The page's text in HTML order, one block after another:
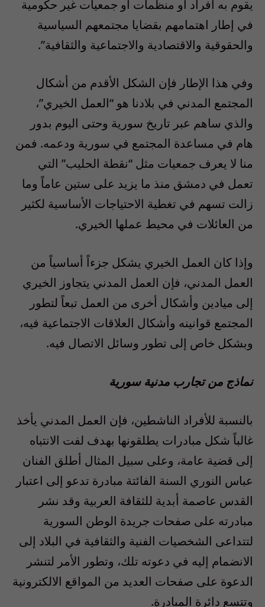
يقوم به أفراد أو منظمات أو جمعيات غير حكومية
في إطار اهتمامهم بقضايا مجتمعهم السياسية
والحقوقية والاقتصادية والاجتماعية والثقافية”.
وفي هذا الإطار فإن الشكل الأقدم من أشكال
المجتمع المدني في بلادنا هو “العمل الخيري”،
والذي ساهم عبر تاريخ سورية وحتى اليوم بدور
هام في مساعدة المجتمع في سورية ودعمه. فمن
منا لا يعرف جمعيات مثل “نقطة الحليب” التي
تعمل في دمشق منذ ما يزيد على ستين عاماً وما
زالت تسهم في تغطية الاحتياجات الأساسية لكثير
من العائلات في محيط عملها الخيري.
وإذا كان العمل الخيري يشكل جزءاً أساسياً من
العمل المدني، فإن العمل المدني يتجاوز الخيري
إلى ميادين وأشكال أخرى من العمل تبعاً لتطور
المجتمع قوانينه وأشكال العلاقات الاجتماعية فيه،
وبشكل خاص إلى تطور وسائل الاتصال فيه.
نماذج من تجارب مدنية سورية
بالنسبة للأفراد الناشطين، فإن العمل المدني يأخذ
غالباً شكل مبادرات يطلقونها بهدف لفت الانتباه
إلى قضية عامة، وعلى سبيل المثال أطلق الفنان
عباس النوري السنة الفائتة مبادرة تدعو إلى اعتبار
القدس عاصمة أبدية للثقافة العربية وقد نشر
مبادرته على صفحات جريدة الوطن السورية
لتتداعى الشخصيات الفنية والثقافية في البلاد إلى
الانضمام إليه في دعوته تلك، وتطور الأمر لتنشر
الدعوة على صفحات العديد من المواقع الالكترونية
وتتسع دائرة المبادرة.